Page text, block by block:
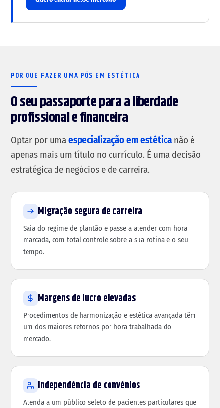
POR QUE FAZER UMA PÓS EM ESTÉTICA
O seu passaporte para a liberdade
profissional e financeira
Optar por umaespecialização em estética não é
apenas mais um título no currículo. É uma decisão
estratégica de negócios e de carreira.
Migração segura de carreira
Saia do regime de plantão e passe a atender com hora
marcada, com total controle sobre a sua rotina e o seu
tempo.
Margens de lucro elevadas
Procedimentos de harmonização e estética avançada têm
um dos maiores retornos por hora trabalhada do
mercado.
Independência de convênios
Atenda a um público seleto de pacientes particulares que